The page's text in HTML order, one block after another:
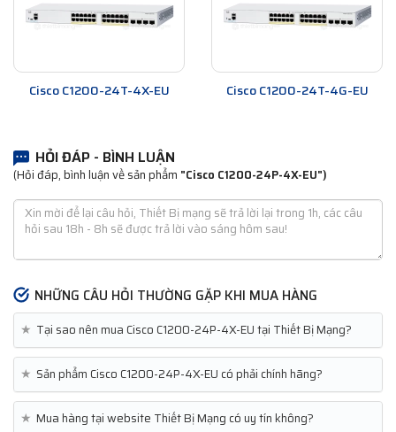
Cisco C1200-24T-4X-EU Cisco C1200-24T-4G-EU
HỎI ĐÁP - BÌNH LUẬN
(Hỏi đáp, bình luận về sản phẩm "Cisco C1200-24P-4X-EU")
NHỮNG CÂU HỎI THƯỜNG GẶP KHI MUA HÀNG
★ Tại sao nên mua Cisco C1200-24P-4X-EU tại Thiết Bị Mạng?
★ Sản phẩm Cisco C1200-24P-4X-EU có phải chính hãng?
★ Mua hàng tại website Thiết Bị Mạng có uy tín không?